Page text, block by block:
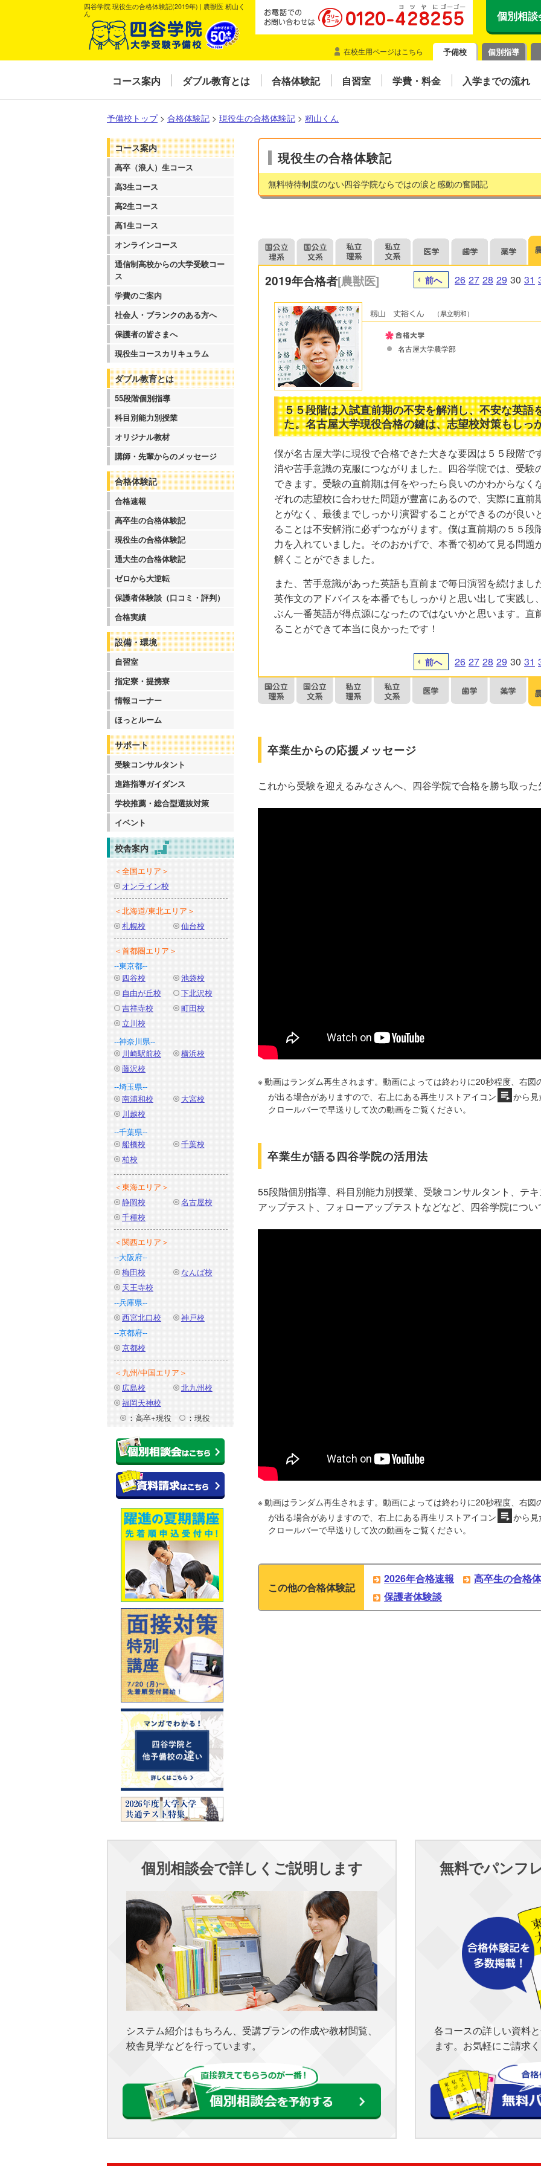
四谷学院 現役生の合格体験記(2019年) | 農獣医 籾山く
ん
個別相談
在校生用ページはこちら 予備校 個別指導
コース案内 ダブル教育とは 合格体験記 自習室 学費・料金 入学までの流れ
予備校トップ > 合格体験記 > 現役生の合格体験記 > 籾山くん
コース案内
高卒（浪人）生コース
高3生コース
高2生コース
高1生コース
オンラインコース
通信制高校からの大学受験コー
ス
学費のご案内
社会人・ブランクのある方へ
保護者の皆さまへ
現役生コースカリキュラム
ダブル教育とは
55段階個別指導
科目別能力別授業
オリジナル教材
講師・先輩からのメッセージ
合格体験記
合格速報
高卒生の合格体験記
現役生の合格体験記
通大生の合格体験記
ゼロから大逆転
保護者体験談（口コミ・評判）
合格実績
設備・環境
自習室
指定寮・提携寮
情報コーナー
ほっとルーム
サポート
受験コンサルタント
進路指導ガイダンス
学校推薦・総合型選抜対策
イベント
校舎案内
＜全国エリア＞
オンライン校
＜北海道/東北エリア＞
札幌校
仙台校
＜首都圏エリア＞
--東京都--
四谷校
池袋校
自由が丘校
下北沢校
吉祥寺校
町田校
立川校
--神奈川県--
川崎駅前校
横浜校
藤沢校
--埼玉県--
南浦和校
大宮校
川越校
--千葉県--
船橋校
千葉校
柏校
＜東海エリア＞
静岡校
名古屋校
千種校
＜関西エリア＞
--大阪府--
梅田校
なんば校
天王寺校
--兵庫県--
西宮北口校
神戸校
--京都府--
京都校
＜九州/中国エリア＞
広島校
北九州校
福岡天神校
：高卒+現役
：現役
現役生の合格体験記
無料特待制度のない四谷学院ならではの涙と感動の奮闘記
2019年合格者[農獣医] 前へ 26 27 28 29 30 31
（県立明和）
名古屋大学農学部
５５段階は入試直前期の不安を解消し、不安な英語
た。名古屋大学現役合格の鍵は、志望校対策もしっ
僕が名古屋大学に現役で合格できた大きな要因は５５段階で
消や苦手意識の克服につながりました。四谷学院では、受験
できます。受験の直前期は何をやったら良いのかわからな
ぞれの志望校に合わせた問題が豊富にあるので、実際に直前
とがなく、最後までしっかり演習することができるのが良
ることは不安解消に必ずつながります。僕は直前期の５５
力を入れていました。そのおかげで、本番で初めて見る問題
解くことができました。
また、苦手意識があった英語も直前まで毎日演習を続けま
英作文のアドバイスを本番でもしっかりと思い出して実践し
ぶん一番英語が得点源になったのではないかと思います。直
ることができて本当に良かったです！
前へ 26 27 28 29 30 31
卒業生からの応援メッセージ
これから受験を迎えるみなさんへ、四谷学院で合格を勝ち取った
動画はランダム再生されます。動画によっては終わりに20秒程度、右図
が出る場合がありますので、右上にある再生リストアイコン
から見
クロールバーで早送りして次の動画をご覧ください。
卒業生が語る四谷学院の活用法
55段階個別指導、科目別能力別授業、受験コンサルタント、テ
アップテスト、フォローアップテストなどなど、四谷学院につい
動画はランダム再生されます。動画によっては終わりに20秒程度、右図
が出る場合がありますので、右上にある再生リストアイコン
から見
クロールバーで早送りして次の動画をご覧ください。
この他の合格体験記
2026年合格速報 高卒生の合格
保護者体験談
個別相談会で詳しくご説明します
システム紹介はもちろん、受講プランの作成や教材閲覧、
校舎見学などを行っています。
無料でパンフ
各コースの詳しい資料
ます。お気軽にご請求く